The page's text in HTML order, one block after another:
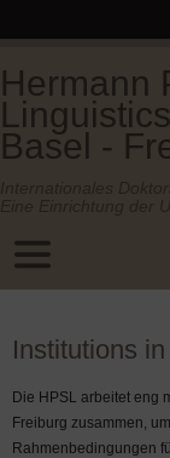
Hermann
Linguistics
Basel -
Institutions
Die HPSL arbeitet eng
Freiburg zusammen,
Rahmenbedingungen